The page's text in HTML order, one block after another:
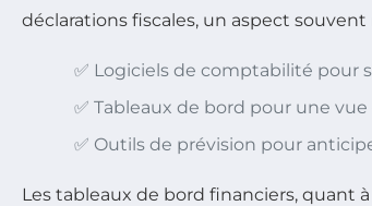
déclarations fiscales, un aspect
✅ Logiciels de comptabilité pour
✅ Tableaux de bord pour une
✅ Outils de prévision pour
Les tableaux de bord financiers, quant